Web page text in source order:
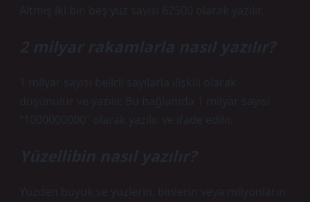
Altmış iki bin beş yüz sayısı 62500 olarak yazılır.
2 milyar rakamlarla nasıl yazılır?
1 milyar sayısı belirli sayılarla ilişkili olarak
düşünülür ve yazılır. Bu bağlamda 1 milyar sayısı
“1000000000” olarak yazılır ve ifade edilir.
Yüzellibin nasıl yazılır?
Yüzden büyük ve yüzlerin, binlerin veya milyonların